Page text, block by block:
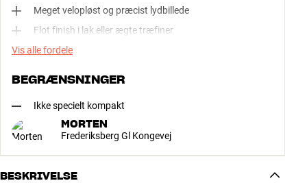
Meget velopløst og præcist lydbillede
Flot finish i lak eller ægte træfiner
Vis alle fordele
BEGRÆNSNINGER
Ikke specielt kompakt
MORTEN
Frederiksberg Gl Kongevej
BESKRIVELSE